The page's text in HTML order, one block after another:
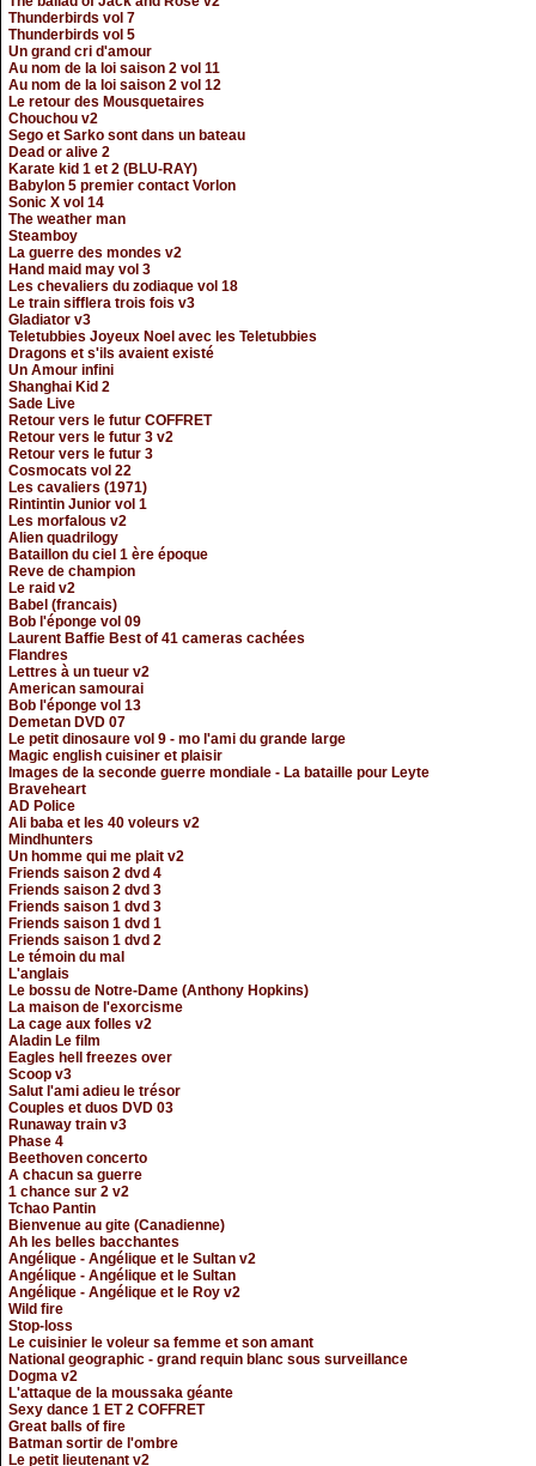
Thunderbirds vol 7
Thunderbirds vol 5
Un grand cri d'amour
Au nom de la loi saison 2 vol 11
Au nom de la loi saison 2 vol 12
Le retour des Mousquetaires
Chouchou v2
Sego et Sarko sont dans un bateau
Dead or alive 2
Karate kid 1 et 2 (BLU-RAY)
Babylon 5 premier contact Vorlon
Sonic X vol 14
The weather man
Steamboy
La guerre des mondes v2
Hand maid may vol 3
Les chevaliers du zodiaque vol 18
Le train sifflera trois fois v3
Gladiator v3
Teletubbies Joyeux Noel avec les Teletubbies
Dragons et s'ils avaient existé
Un Amour infini
Shanghai Kid 2
Sade Live
Retour vers le futur COFFRET
Retour vers le futur 3 v2
Retour vers le futur 3
Cosmocats vol 22
Les cavaliers (1971)
Rintintin Junior vol 1
Les morfalous v2
Alien quadrilogy
Bataillon du ciel 1 ère époque
Reve de champion
Le raid v2
Babel (francais)
Bob l'éponge vol 09
Laurent Baffie Best of 41 cameras cachées
Flandres
Lettres à un tueur v2
American samourai
Bob l'éponge vol 13
Demetan DVD 07
Le petit dinosaure vol 9 - mo l'ami du grande large
Magic english cuisiner et plaisir
Images de la seconde guerre mondiale - La bataille pour Leyte
Braveheart
AD Police
Ali baba et les 40 voleurs v2
Mindhunters
Un homme qui me plait v2
Friends saison 2 dvd 4
Friends saison 2 dvd 3
Friends saison 1 dvd 3
Friends saison 1 dvd 1
Friends saison 1 dvd 2
Le témoin du mal
L'anglais
Le bossu de Notre-Dame (Anthony Hopkins)
La maison de l'exorcisme
La cage aux folles v2
Aladin Le film
Eagles hell freezes over
Scoop v3
Salut l'ami adieu le trésor
Couples et duos DVD 03
Runaway train v3
Phase 4
Beethoven concerto
A chacun sa guerre
1 chance sur 2 v2
Tchao Pantin
Bienvenue au gite (Canadienne)
Ah les belles bacchantes
Angélique - Angélique et le Sultan v2
Angélique - Angélique et le Sultan
Angélique - Angélique et le Roy v2
Wild fire
Stop-loss
Le cuisinier le voleur sa femme et son amant
National geographic - grand requin blanc sous surveillance
Dogma v2
L'attaque de la moussaka géante
Sexy dance 1 ET 2 COFFRET
Great balls of fire
Batman sortir de l'ombre
Le petit lieutenant v2